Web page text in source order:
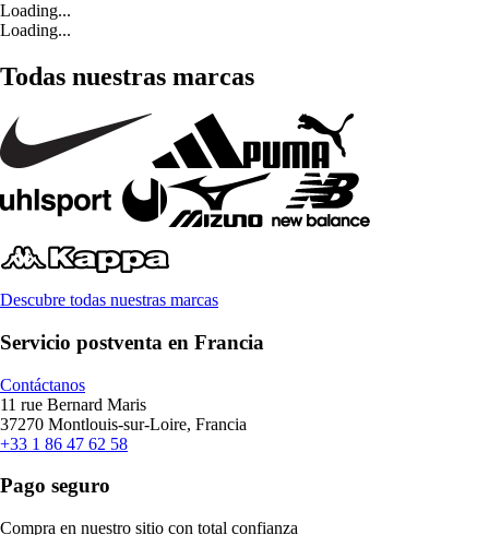
Loading...
Loading...
Todas nuestras marcas
Descubre todas nuestras marcas
Servicio postventa en Francia
Contáctanos
11 rue Bernard Maris
37270 Montlouis-sur-Loire, Francia
+33 1 86 47 62 58
Pago seguro
Compra en nuestro sitio con total confianza